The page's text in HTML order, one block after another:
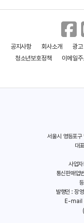
＜
공지사항 회사소개 광
청소년보호정책
이메일
서울시 영등포
대
사업
통신판매
발행인 : 장
E-mail